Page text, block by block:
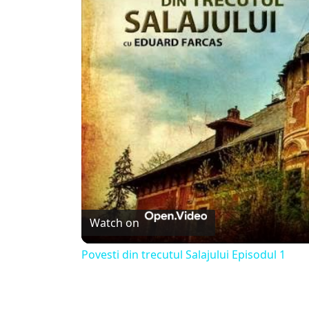
Watch on
Povesti din trecutul Salajului Episodul 1